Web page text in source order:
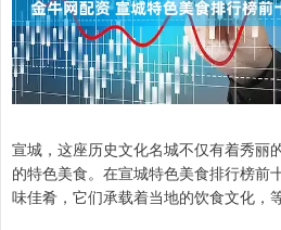
宣城，这座历史文化名城不仅有着秀丽
的特色美食。在宣城特色美食排行榜前
味佳肴，它们承载着当地的饮食文化，